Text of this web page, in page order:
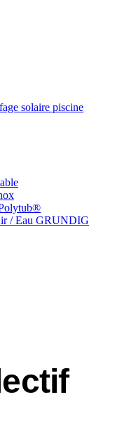
solaire piscine
/ Eau GRUNDIG